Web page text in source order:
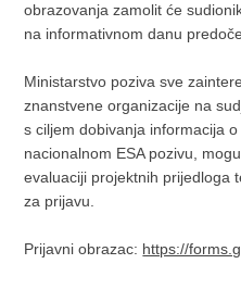
obrazovanja zamolit će
na informativnom danu
Ministarstvo poziva sve
znanstvene organizacije na
s ciljem dobivanja informacija
nacionalnom ESA pozivu,
evaluaciji projektnih prijedloga
za prijavu.
Prijavni obrazac: https://